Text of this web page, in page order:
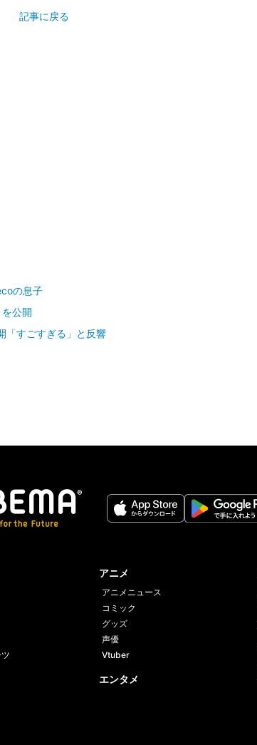
記事に戻る
の息子
公開
「すごすぎる」と反響
アニメ
アニメニュース
コミック
グッズ
声優
Vtuber
エンタメ